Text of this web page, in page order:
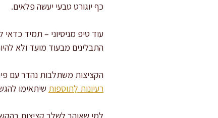
כף יוגורט טבעי יעשה פלאים.
עוד טיפ מניסיוני – תמיד
התבלינים מבעוד מועד ולא
הקציצות משתלבות נהדר עם
רעיונות לַתוספות שיתאימו